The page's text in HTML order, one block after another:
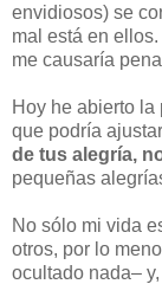
envidiosos) se
mal está en
me causaría
Hoy he abierto la
que podría
de tus alegría,
pequeñas
No sólo mi vida
otros, por lo
ocultado nada–